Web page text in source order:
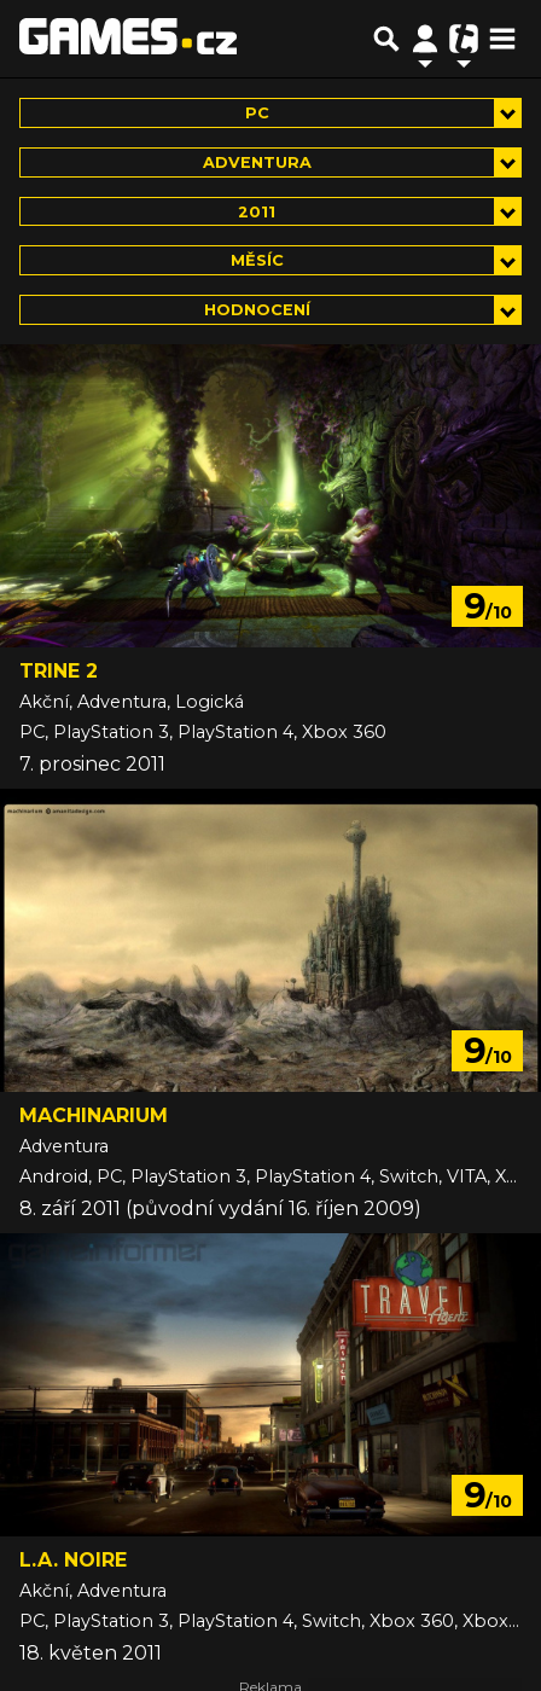
PC
ADVENTURA
2011
MĚSÍC
HODNOCENÍ
9/10
TRINE 2
Akční, Adventura, Logická
PC, PlayStation 3, PlayStation 4, Xbox 360
7. prosinec 2011
9/10
MACHINARIUM
Adventura
Android, PC, PlayStation 3, PlayStation 4, Switch, VITA, Xbox One, iOS
8. září 2011 (původní vydání 16. říjen 2009)
9/10
L.A. NOIRE
Akční, Adventura
PC, PlayStation 3, PlayStation 4, Switch, Xbox 360, Xbox One
18. květen 2011